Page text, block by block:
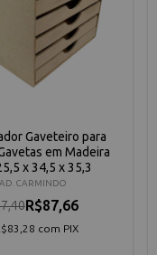
Gaveteiro para
em Madeira
x 34,5 x 35,3
CARMINDO
R$87,66
com PIX